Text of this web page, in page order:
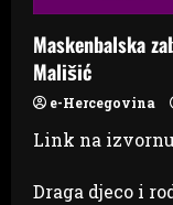
Maskenbalska
Mališić
e-Hercegovina
Link na
Draga djeco i